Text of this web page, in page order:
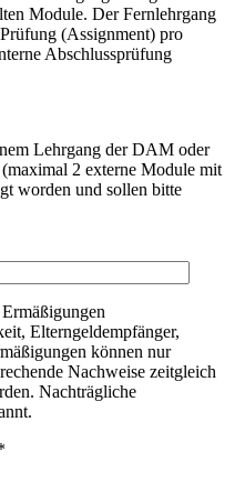
Module. Der Fernlehrgang
(Assignment) pro
Abschlussprüfung
Lehrgang der DAM oder
2 externe Module mit
worden und sollen bitte
Elterngeldempfänger,
können nur
Nachweise zeitgleich
Nachträgliche